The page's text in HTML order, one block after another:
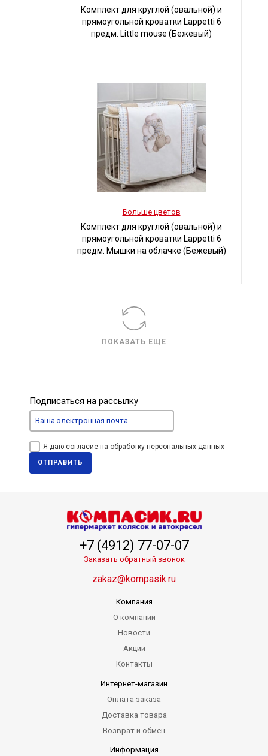
Комплект для круглой (овальной) и
прямоугольной кроватки Lappetti 6
предм. Little mouse (Бежевый)
Больше цветов
Комплект для круглой (овальной) и
прямоугольной кроватки Lappetti 6
предм. Мышки на облачке (Бежевый)
ПОКАЗАТЬ ЕЩЕ
Подписаться на рассылку
Я даю согласие на обработку персональных данных
ОТПРАВИТЬ
+7 (4912) 77-07-07
Заказать обратный звонок
zakaz@kompasik.ru
Компания
О компании
Новости
Акции
Контакты
Интернет-магазин
Оплата заказа
Доставка товара
Возврат и обмен
Информация